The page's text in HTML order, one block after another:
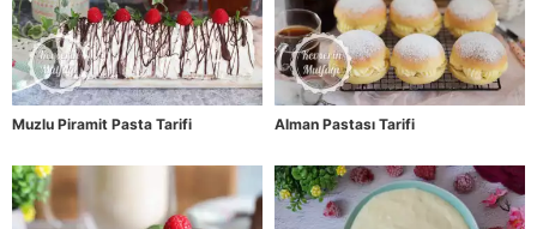
Muzlu Piramit Pasta Tarifi Alman Pastası Tarifi